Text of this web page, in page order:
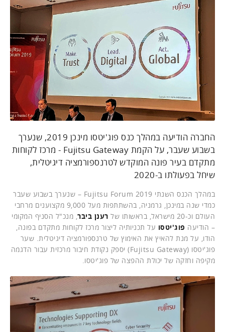
החברה הודיעה במהלך כנס פוג'יטסו מינכן 2019, שנערך
בשבוע שעבר, על הקמת Fujitsu Gateway - מרכז לקוחות
מתקדם בעיר פונה המוקדש לטרנספורמציה דיגיטלית,
שיחל בפעולתו ב-2020
במהלך הכנס השנתי Fujitsu Forum 2019 – שנערך בשבוע שעבר
כמדי שנה במינכן, גרמניה, בהשתתפות מעל 9,000 מקצוענים מרחבי
העולם וכ-20 מישראל, בראשותו של
רענן ביבר , מנכ"ל הסניף המקומי
– הודיעה פוג'יטסו על תכניותיה ליצור מרכז לקוחות מתקדם בפונה,
הודו, על מנת להאיץ את האימוץ של טרנספורמציה דיגיטלית. שער
פוג'יטסו (Fujitsu Gateway) יספק נקודת חיבור מרכזית עבור הדגמה
מקיפה וחזקה של יכולת ההפצה של פוג'יטסו.